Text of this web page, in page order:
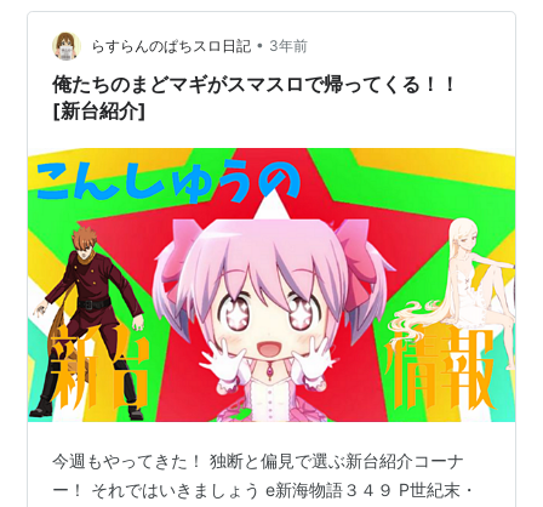
らすらんのぱちスロ日記 • 3年前
俺たちのまどマギがスマスロで帰ってくる！！
[新台紹介]
今週もやってきた！ 独断と偏見で選ぶ新台紹介コーナ
ー！ それではいきましょう e新海物語３４９ P世紀末・